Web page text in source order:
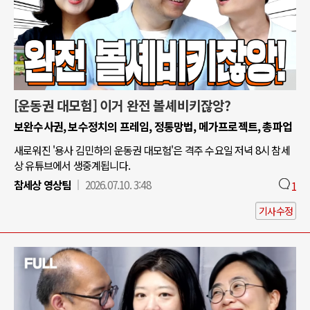
[운동권 대모험] 이거 완전 볼셰비키잖앙?
보완수사권, 보수정치의 프레임, 정통망법, 메가프로젝트, 총파업
새로워진 '용사 김민하의 운동권 대모험'은 격주 수요일 저녁 8시 참세
상 유튜브에서 생중계됩니다.
참세상 영상팀
2026.07.10. 3:48 1
기사수정